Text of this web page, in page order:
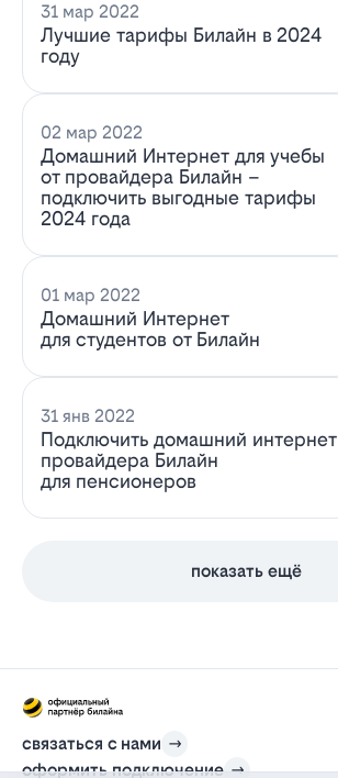
31 мар 2022
Лучшие тарифы Билайн в 2024
году
02 мар 2022
Домашний Интернет для учебы
от провайдера Билайн –
подключить выгодные тарифы
2024 года
01 мар 2022
Домашний Интернет
для студентов от Билайн
31 янв 2022
Подключить домашний интернет
провайдера Билайн
для пенсионеров
показать ещё
связаться с нами
оформить подключение